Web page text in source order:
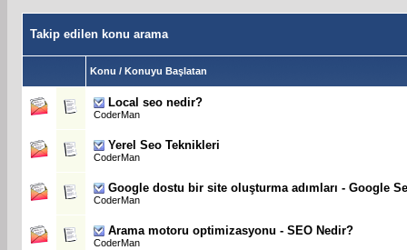
Takip edilen konu arama
Konu / Konuyu Başlatan
Local seo nedir?
CoderMan
Yerel Seo Teknikleri
CoderMan
Google dostu bir site oluşturma adımları - Google
CoderMan
Arama motoru optimizasyonu - SEO Nedir?
CoderMan